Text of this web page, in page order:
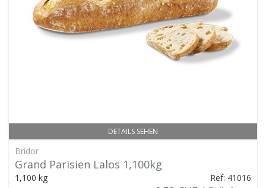
DETAILS SEHEN
Bridor
Grand Parisien Lalos 1,100kg
1,100 kg Ref: 41016